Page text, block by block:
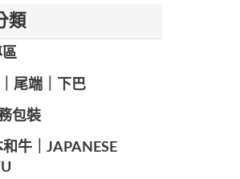
類
區
｜尾端｜下巴
包裝
牛｜JAPANESE